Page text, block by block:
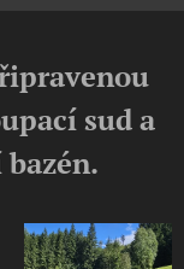
sud a